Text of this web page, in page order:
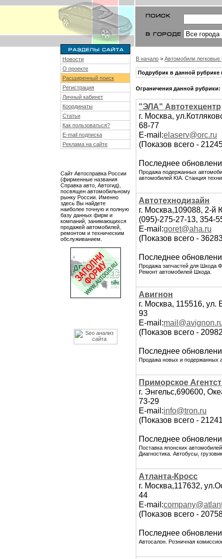
Новости
О проекте
Расширенный поиск
Регистрация
Личный кабинет
Координаты
Статьи
Как пользоваться?
E-mail подписка
Реклама на сайте
Сайт Автосправка России
(фирменные названия
Справка авто, Автогид),
посвящен автомобильному
рынку России. Именно
здесь Вы найдете
наиболее точную и полную
базу данных фирм и
компаний, занимающихся
продажей автомобилей,
ремонтом и техническим
обслуживанием.
В начало > Автомобили легковые
Подрубрик в данной рубрике
Ограничения данной рубрики:
"ЭЛА" Автотехцентр
г. Москва,
68-77
E-mail:elaserv@orc.ru
(Показов всего -
Последнее
Продажа подержанных
автомобилей KIA. Станция
Автотехнодизайн
г. Москва,109088, 2-
(095)-275-27-13, 354-
E-mail:goret@aha.ru
(Показов всего -
Последнее
Продажа запчастей для Шкода
Ремонт автомобилей Шкода.
Авигнон
г. Москва, 115516,
93
E-mail:
(Показов всего -
Последнее
Продажа новых и подержанных
Приморское
г. Энгельс,690600,
73-29
E-mail:info@tron.ru
(Показов всего -
Последнее
Поставка японских
Диагностика. Автобусы,
Атланта-Кросс
г. Москва,117632,
44
E-mail:
(Показов всего -
Последнее
Автосалон. Розничная